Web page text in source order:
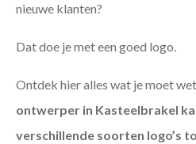
nieuwe klanten?
Dat doe je met een goed logo.
Ontdek hier alles wat je moet
ontwerper in Kasteelbrakel
verschillende soorten logo’s